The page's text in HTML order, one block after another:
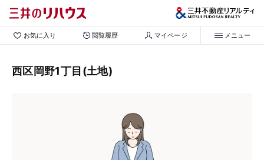
お気に入り 閲覧履歴 マイページ メニュー
西区岡野1丁目(土地)